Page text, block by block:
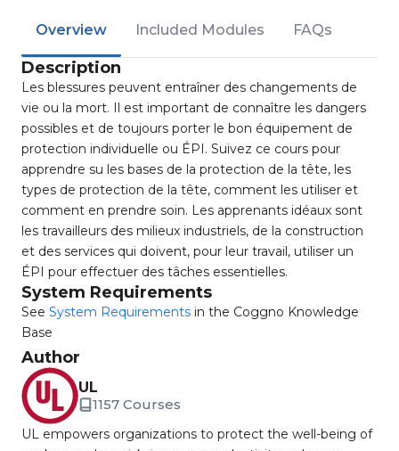
Overview Included Modules FAQs
Description
Les blessures peuvent entraîner des changements de
vie ou la mort. Il est important de connaître les dangers
possibles et de toujours porter le bon équipement de
protection individuelle ou ÉPI. Suivez ce cours pour
apprendre su les bases de la protection de la tête, les
types de protection de la tête, comment les utiliser et
comment en prendre soin. Les apprenants idéaux sont
les travailleurs des milieux industriels, de la construction
et des services qui doivent, pour leur travail, utiliser un
ÉPI pour effectuer des tâches essentielles.
System Requirements
See System Requirements in the Coggno Knowledge
Base
Author
UL
1157 Courses
UL empowers organizations to protect the well-being of